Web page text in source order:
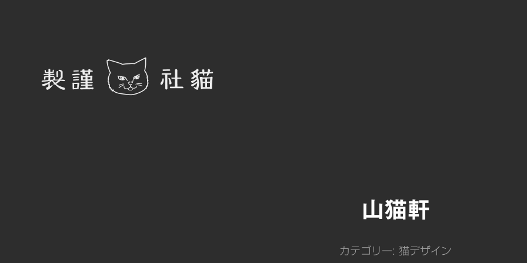
山猫軒
カテゴリー: 猫デザイン